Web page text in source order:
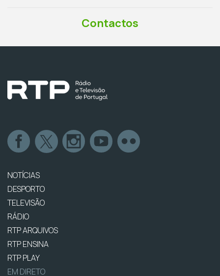
Contactos
NOTÍCIAS
DESPORTO
TELEVISÃO
RÁDIO
RTP ARQUIVOS
RTP ENSINA
RTP PLAY
EM DIRETO